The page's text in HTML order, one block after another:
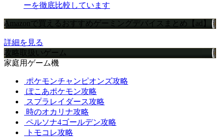
ーを徹底比較しています
Amazonで買えるおすすめゲーミングデバイスまとめ【ad】
詳細を見る
攻略取扱いゲーム
家庭用ゲーム機
ポケモンチャンピオンズ攻略
ぽこあポケモン攻略
スプラレイダース攻略
時のオカリナ攻略
ペルソナ4ゴールデン攻略
トモコレ攻略